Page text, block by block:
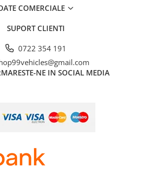
COMERCIALE
SUPORT CLIENTI
0722 354 191
NE IN SOCIAL MEDIA